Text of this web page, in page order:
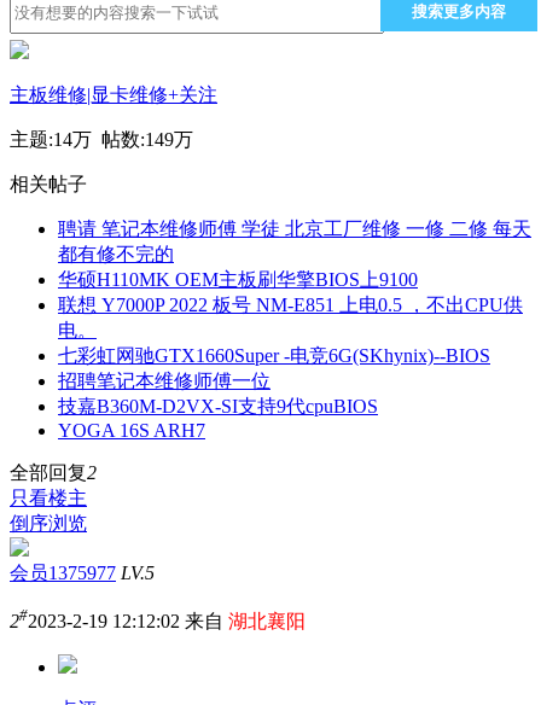
搜索更多内容
主板维修|显卡维修+关注
主题:14万 帖数:149万
相关帖子
聘请 笔记本维修师傅 学徒 北京工厂维修 一修 二修 每天
都有修不完的
华硕H110MK OEM主板刷华擎BIOS上9100
联想 Y7000P 2022 板号 NM-E851 上电0.5 ，不出CPU供
电。
七彩虹网驰GTX1660Super -电竞6G(SKhynix)--BIOS
招聘笔记本维修师傅一位
技嘉B360M-D2VX-SI支持9代cpuBIOS
YOGA 16S ARH7
全部回复2
只看楼主
倒序浏览
会员1375977 LV.5
2#2023-2-19 12:12:02 来自 湖北襄阳